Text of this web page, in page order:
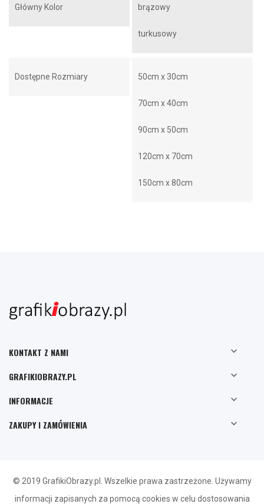
Główny Kolor brązowy
turkusowy
Dostępne Rozmiary 50cm x 30cm
70cm x 40cm
90cm x 50cm
120cm x 70cm
150cm x 80cm
KONTAKT Z NAMI 
GRAFIKIOBRAZY.PL 
INFORMACJE 
ZAKUPY I ZAMÓWIENIA 
© 2019 GrafikiObrazy.pl. Wszelkie prawa zastrzeżone. Używamy
informacji zapisanych za pomocą cookies w celu dostosowania